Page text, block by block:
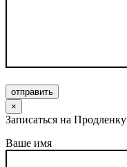
отправить
×
Записаться на Продленку
Ваше имя